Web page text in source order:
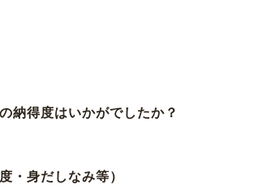
納得度はいかがでしたか？
・身だしなみ等）